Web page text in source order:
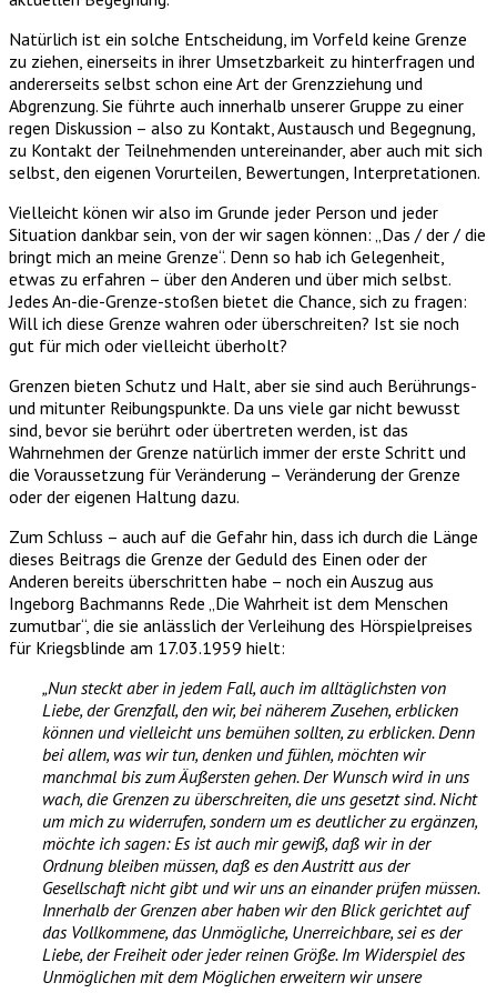
Natürlich ist ein solche Entscheidung, im Vorfeld keine Grenze
zu ziehen, einerseits in ihrer Umsetzbarkeit zu hinterfragen und
andererseits selbst schon eine Art der Grenzziehung und
Abgrenzung. Sie führte auch innerhalb unserer Gruppe zu einer
regen Diskussion – also zu Kontakt, Austausch und Begegnung,
zu Kontakt der Teilnehmenden untereinander, aber auch mit sich
selbst, den eigenen Vorurteilen, Bewertungen, Interpretationen.
Vielleicht könen wir also im Grunde jeder Person und jeder
Situation dankbar sein, von der wir sagen können: „Das / der / die
bringt mich an meine Grenze“. Denn so hab ich Gelegenheit,
etwas zu erfahren – über den Anderen und über mich selbst.
Jedes An-die-Grenze-stoßen bietet die Chance, sich zu fragen:
Will ich diese Grenze wahren oder überschreiten? Ist sie noch
gut für mich oder vielleicht überholt?
Grenzen bieten Schutz und Halt, aber sie sind auch Berührungs-
und mitunter Reibungspunkte. Da uns viele gar nicht bewusst
sind, bevor sie berührt oder übertreten werden, ist das
Wahrnehmen der Grenze natürlich immer der erste Schritt und
die Voraussetzung für Veränderung – Veränderung der Grenze
oder der eigenen Haltung dazu.
Zum Schluss – auch auf die Gefahr hin, dass ich durch die Länge
dieses Beitrags die Grenze der Geduld des Einen oder der
Anderen bereits überschritten habe – noch ein Auszug aus
Ingeborg Bachmanns Rede „Die Wahrheit ist dem Menschen
zumutbar“, die sie anlässlich der Verleihung des Hörspielpreises
für Kriegsblinde am 17.03.1959 hielt:
„Nun steckt aber in jedem Fall, auch im alltäglichsten von
Liebe, der Grenzfall, den wir, bei näherem Zusehen, erblicken
können und vielleicht uns bemühen sollten, zu erblicken. Denn
bei allem, was wir tun, denken und fühlen, möchten wir
manchmal bis zum Äußersten gehen. Der Wunsch wird in uns
wach, die Grenzen zu überschreiten, die uns gesetzt sind. Nicht
um mich zu widerrufen, sondern um es deutlicher zu ergänzen,
möchte ich sagen: Es ist auch mir gewiß, daß wir in der
Ordnung bleiben müssen, daß es den Austritt aus der
Gesellschaft nicht gibt und wir uns an einander prüfen müssen.
Innerhalb der Grenzen aber haben wir den Blick gerichtet auf
das Vollkommene, das Unmögliche, Unerreichbare, sei es der
Liebe, der Freiheit oder jeder reinen Größe. Im Widerspiel des
Unmöglichen mit dem Möglichen erweitern wir unsere